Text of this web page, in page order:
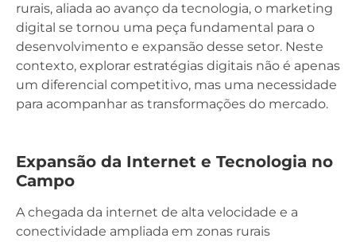
rurais, aliada ao avanço da tecnologia, o marketing
digital se tornou uma peça fundamental para o
desenvolvimento e expansão desse setor. Neste
contexto, explorar estratégias digitais não é apenas
um diferencial competitivo, mas uma necessidade
para acompanhar as transformações do mercado.
Expansão da Internet e Tecnologia no
Campo
A chegada da internet de alta velocidade e a
conectividade ampliada em zonas rurais